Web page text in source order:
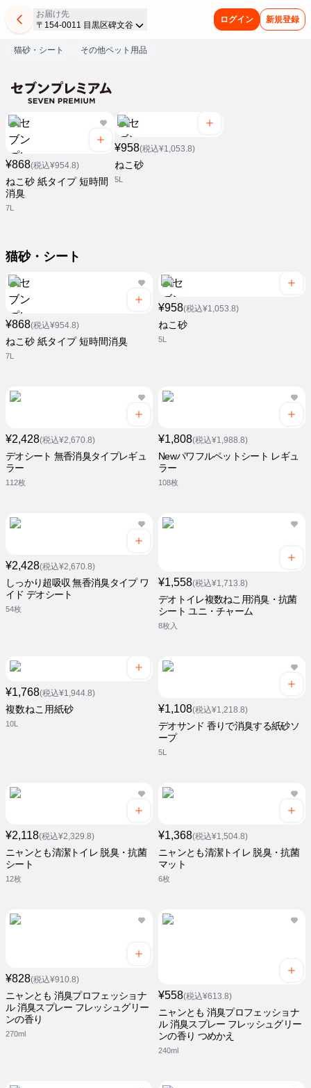
お届け先
〒154-0011 目黒区碑文谷
ログイン 新規登録
猫砂・シート その他ペット用品
¥868(税込¥954.8)
ねこ砂 紙タイプ 短時間
消臭
7L
¥958(税込¥1,053.8)
ねこ砂
5L
猫砂・シート
¥868(税込¥954.8)
ねこ砂 紙タイプ 短時間消臭
7L
¥958(税込¥1,053.8)
ねこ砂
5L
¥2,428(税込¥2,670.8)
デオシート 無香消臭タイプレギュ
ラー
112枚
¥1,808(税込¥1,988.8)
Newパワフルペットシート レギュ
ラー
108枚
¥2,428(税込¥2,670.8)
しっかり超吸収 無香消臭タイプ ワ
イド デオシート
54枚
¥1,558(税込¥1,713.8)
デオトイレ複数ねこ用消臭・抗菌
シート ユニ・チャーム
8枚入
¥1,768(税込¥1,944.8)
複数ねこ用紙砂
10L
¥1,108(税込¥1,218.8)
デオサンド 香りで消臭する紙砂ソ
ープ
5L
¥2,118(税込¥2,329.8)
ニャンとも清潔トイレ 脱臭・抗菌
シート
12枚
¥1,368(税込¥1,504.8)
ニャンとも清潔トイレ 脱臭・抗菌
マット
6枚
¥828(税込¥910.8)
ニャンとも 消臭プロフェッショナ
ル 消臭スプレー フレッシュグリー
ンの香り
270ml
¥558(税込¥613.8)
ニャンとも 消臭プロフェッショナ
ル 消臭スプレー フレッシュグリー
ンの香り つめかえ
240ml